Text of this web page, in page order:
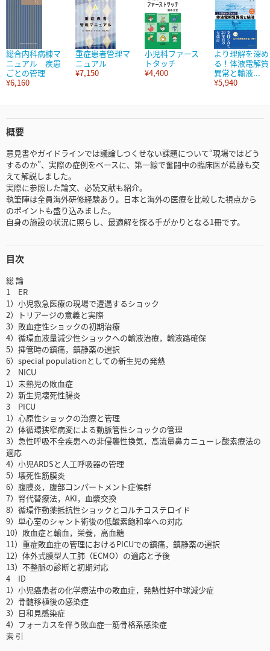
総合内科病棟マ
ニュアル 疾患
ごとの管理
¥6,160
重症患者管理マ
ニュアル
¥7,150
小児科ファース
トタッチ
¥4,400
より理解を深め
る！体液電解質
異常と輸液...
¥5,940
概要
意見書やガイドラインでは議論しつくせない課題について“現場ではどう
するのか”、実際の症例をベースに、第一線で奮闘中の臨床医が葛藤も交
えて解説しました。
実際に参照した論文、必読文献も紹介。
執筆陣は全員海外研修経験あり。日本と海外の医療を比較した視点から
のポイントも盛り込みました。
自身の施設の状況に照らし、最適解を探る手がかりとなる1冊です。
目次
総 論
1 ER
1）小児救急医療の現場で遭遇するショック
2）トリアージの意義と実際
3）敗血症性ショックの初期治療
4）循環血液量減少性ショックへの輸液治療，輸液路確保
5）挿管時の鎮痛，鎮静薬の選択
6）special populationとしての新生児の発熱
2 NICU
1）未熟児の敗血症
2）新生児壊死性腸炎
3 PICU
1）心原性ショックの治療と管理
2）体循環狭窄病変による動脈管性ショックの管理
3）急性呼吸不全疾患への非侵襲性換気，高流量鼻カニューレ酸素療法の
適応
4）小児ARDSと人工呼吸器の管理
5）壊死性筋膜炎
6）腹膜炎，腹部コンパートメント症候群
7）腎代替療法，AKI，血漿交換
8）循環作動薬抵抗性ショックとコルチコステロイド
9）単心室のシャント術後の低酸素飽和率への対応
10）敗血症と輸血，栄養，高血糖
11）重症敗血症の管理におけるPICUでの鎮痛，鎮静薬の選択
12）体外式膜型人工肺（ECMO）の適応と予後
13）不整脈の診断と初期対応
4 ID
1）小児癌患者の化学療法中の敗血症，発熱性好中球減少症
2）骨髄移植後の感染症
3）日和見感染症
4）フォーカスを伴う敗血症─筋骨格系感染症
索 引